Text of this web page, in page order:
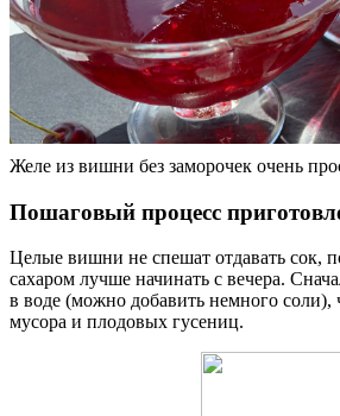
Желе из вишни без заморочек очень
Пошаговый процесс
Целые вишни не спешат отдавать сок,
сахаром лучше начинать с вечера.
в воде (можно добавить немного соли),
мусора и плодовых гусениц.